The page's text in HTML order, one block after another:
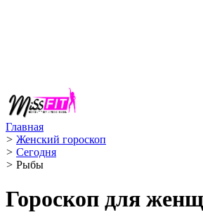
Главная
> Женский гороскоп
> Сегодня
> Рыбы ️
Гороскоп для